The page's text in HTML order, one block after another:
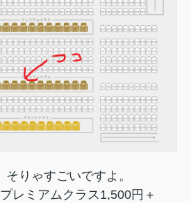
りゃすごいですよ。
レミアムクラス1,500円＋